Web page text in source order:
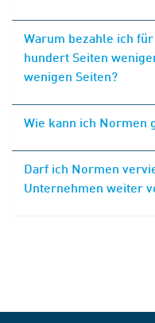
Warum bezahle ich
hundert Seiten
wenigen Seiten?
Wie kann ich Normen
Darf ich Normen
Unternehmen weiter